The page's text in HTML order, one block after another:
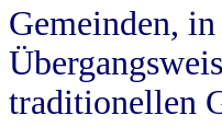
Gemeinden,
traditionellen